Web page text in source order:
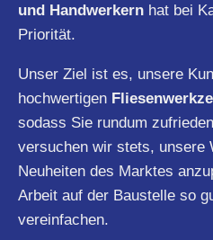
und Handwerkern hat bei
Priorität.
Unser Ziel ist es, unsere
hochwertigen
sodass Sie rundum
versuchen wir stets, unsere
Neuheiten des Marktes
Arbeit auf der Baustelle so
vereinfachen.